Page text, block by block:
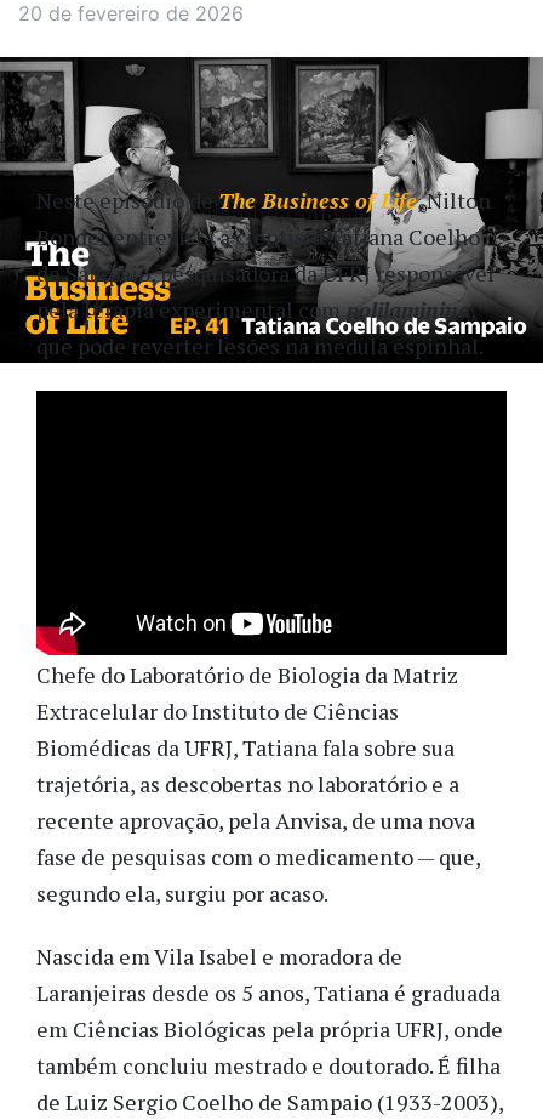
20 de fevereiro de 2026
Neste episódio deThe Business of Life, Nilton
Bonder entrevista a cientista Tatiana Coelho
de Sampaio, pesquisadora da UFRJ responsável
pela terapia experimental compolilaminina,
que pode reverter lesões na medula espinhal.
Chefe do Laboratório de Biologia da Matriz
Extracelular do Instituto de Ciências
Biomédicas da UFRJ, Tatiana fala sobre sua
trajetória, as descobertas no laboratório e a
recente aprovação, pela Anvisa, de uma nova
fase de pesquisas com o medicamento — que,
segundo ela, surgiu por acaso.
Nascida em Vila Isabel e moradora de
Laranjeiras desde os 5 anos, Tatiana é graduada
em Ciências Biológicas pela própria UFRJ, onde
também concluiu mestrado e doutorado. É filha
de Luiz Sergio Coelho de Sampaio (1933-2003),